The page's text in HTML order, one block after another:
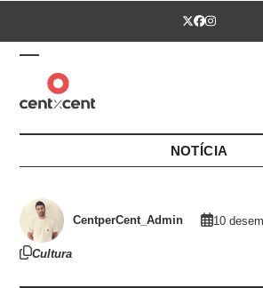
Twitter
Facebook
Instagram
Open
mobile
menu
Close
mobile
menu
NOTÍCIA
CentperCent_Admin 10
Cultura